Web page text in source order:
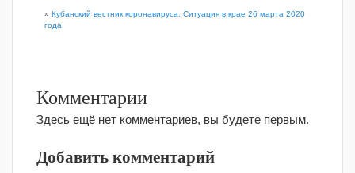
» Кубанский вестник коронавируса. Ситуация в крае 26 марта 2020
года
Комментарии
Здесь ещё нет комментариев, вы будете первым.
Добавить комментарий